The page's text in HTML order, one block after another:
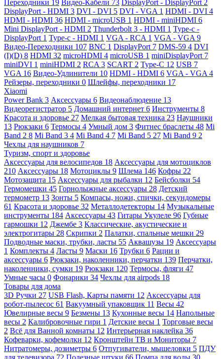
Переходники 19 Видео-Кабели 73 DisplayPort - DisplayPort 2
DisplayPort - HDMI 3 DVI - DVI 5 DVI - VGA 1 HDMI - DVI 4
HDMI - HDMI 36 HDMI - microUSB 1 HDMI - miniHDMI 6
Mini DisplayPort - HDMI 2 Thunderbolt 3 - HDMI 1 Type-c -
DisplayPort 1 Type-c - HDMI 1 VGA - RCA 1 VGA - VGA 9
Видео-Переходники 107 BNC 1 DisplayPort 7 DMS-59 4 DVI
(I)(D) 8 HDMI 32 microHDMI 4 microUSB 1 miniDisplayPort 7
miniDVI 1 miniHDMI 2 RCA 3 SCART 2 Type-C 12 USB 7
VGA 16 Видео-Удлинители 10 HDMI - HDMI 6 VGA - VGA 4
Рейзеры, переходники 0 Шлейфы, переходники 17
Xiaomi
Power Bank 3 Аксессуары 6 Видеонаблюдение 13
Видеорегистратор 5 Домашний интернет 6 Инструменты 8
Красота и здоровье 27 Мелкая бытовая техника 23 Наушники
13 Рюкзаки 6 Термосы 4 Умный дом 3 Фитнес браслеты 48 Mi
Band 2 8 Mi Band 3 4 Mi Band 4 7 Mi Band 5 27 Mi Band 9 2
Чехлы для наушников 7
Туризм, спорт и здоровье
Аксессуары для велосипедов 18 Аксессуары для мотоциклов
210 Аксессуары 18 Мотоциклы 9 Шлема 146 Кофры 22
Мотозащита 15 Аксессуары для рыбалки 12 Бейсболки 54
Гермомешки 45 Горнолыжные аксессуары 28 Детский
термометр 13 Зонты 5 Компасы, ножи, спички, секундомеры
61 Красота и здоровье 32 Металлодетекторы 14 Музыкальные
инструменты 184 Аксессуары 43 Гитары Укулеле 96 Губные
гармошки 12 Джембе 3 Классические, акустические и
электрогитары 28 Скрипки 2 Палатки, спальные мешки 29
Подводные маски, трубки, ласты 55 Аквашузы 19 Аксессуары
1 Комплекты 4 Ласты 9 Маски 16 Трубки 6 Рации и
аксессуары 6 Рюкзаки, наколенники, перчатки 139 Перчатки,
наколенники, сумки 19 Рюкзаки 120 Термосы, фляги 47
Умные часы 0 Фонарики 34 Чехлы для airpods 18
Товары для дома
3D Ручки 27 USB Flash, Карты памяти 12 Аксессуары для
робот-пылесос 61 Вакуумный упаковщик 11 Весы 42
Ювелирные весы 9 Безмены 13 Кухонные весы 14 Напольные
весы 2 Калибровочные гири 1 Детские весы 1 Торговые весы
2 Всё для Ванной комнаты 12 Интерьерная наклейка 36
Кофеварки, кофемолки 12 Кронштейн ТВ и Мониторы 7
Нитратомеры, дозиметры 6 Отпугиватели, мышеловки 5 ПДУ
для телевизора 72 Полезные штуки 66 Помпа для воды 30